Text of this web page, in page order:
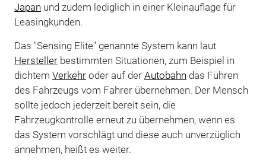
Japan und zudem lediglich in einer Kleinauflage für
Leasingkunden.
Das "Sensing Elite" genannte System kann laut
Herstellerbestimmten Situationen, zum Beispiel in
dichtem Verkehroder auf der Autobahn das Führen
des Fahrzeugs vom Fahrer übernehmen. Der Mensch
sollte jedoch jederzeit bereit sein, die
Fahrzeugkontrolle erneut zu übernehmen, wenn es
das System vorschlägt und diese auch unverzüglich
annehmen, heißt es weiter.